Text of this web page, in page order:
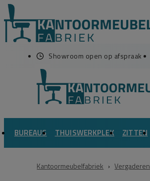
Showroom open op afspraak
BUREAUS THUISWERKPLEK ZITTEN
Kantoormeubelfabriek › Vergaderen